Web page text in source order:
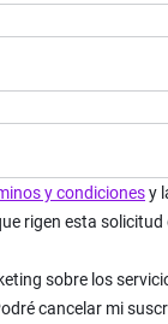
y condicionesy
rigen esta solicitud
sobre los
cancelar mi